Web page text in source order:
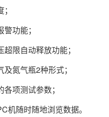
功能；
限自动释放功能；
氮气瓶2种形式；
项测试参数；
机随时随地浏览数据。